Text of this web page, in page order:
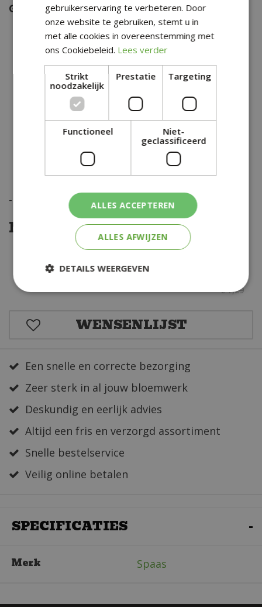
Gewicht:420 g
€ 7,29
Nu met 25% korting
-
Een snelle en correcte bezorging
Zeer sterk in al jouw bloemwerk
Deskundig en eerlijk advies
Altijd een fris en verzorgd assortiment
Snelle bestelservice
Veilig online betalen
SPECIFICATIES
Merk Spaas
gebruikerservaring te verbeteren. Door
onze website te gebruiken, stemt u in
met alle cookies in overeenstemming met
ons Cookiebeleid. Lees verder
Strikt
noodzakelijk
Prestatie Targeting
Functioneel
Niet-
geclassificeerd
ALLES ACCEPTEREN
ALLES AFWIJZEN
DETAILS WEERGEVEN